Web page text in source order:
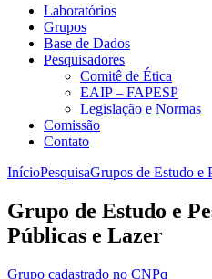
Laboratórios
Grupos
Base de Dados
Pesquisadores
Comitê de Ética
EAIP – FAPESP
Legislação e Normas
Comissão
Contato
InícioPesquisaGrupos de Estudo e
Grupo de Estudo e
Públicas e Lazer
Grupo cadastrado no CNPq